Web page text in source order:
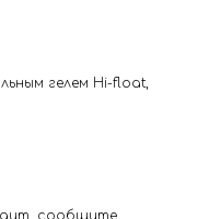
гелем Hi-float,